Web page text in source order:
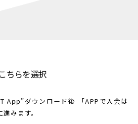
ちらを選択
App”ダウンロード後
「APPで入会は
みます。